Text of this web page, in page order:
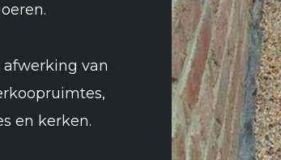
van
en kerken.